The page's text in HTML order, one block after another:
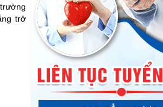
trở